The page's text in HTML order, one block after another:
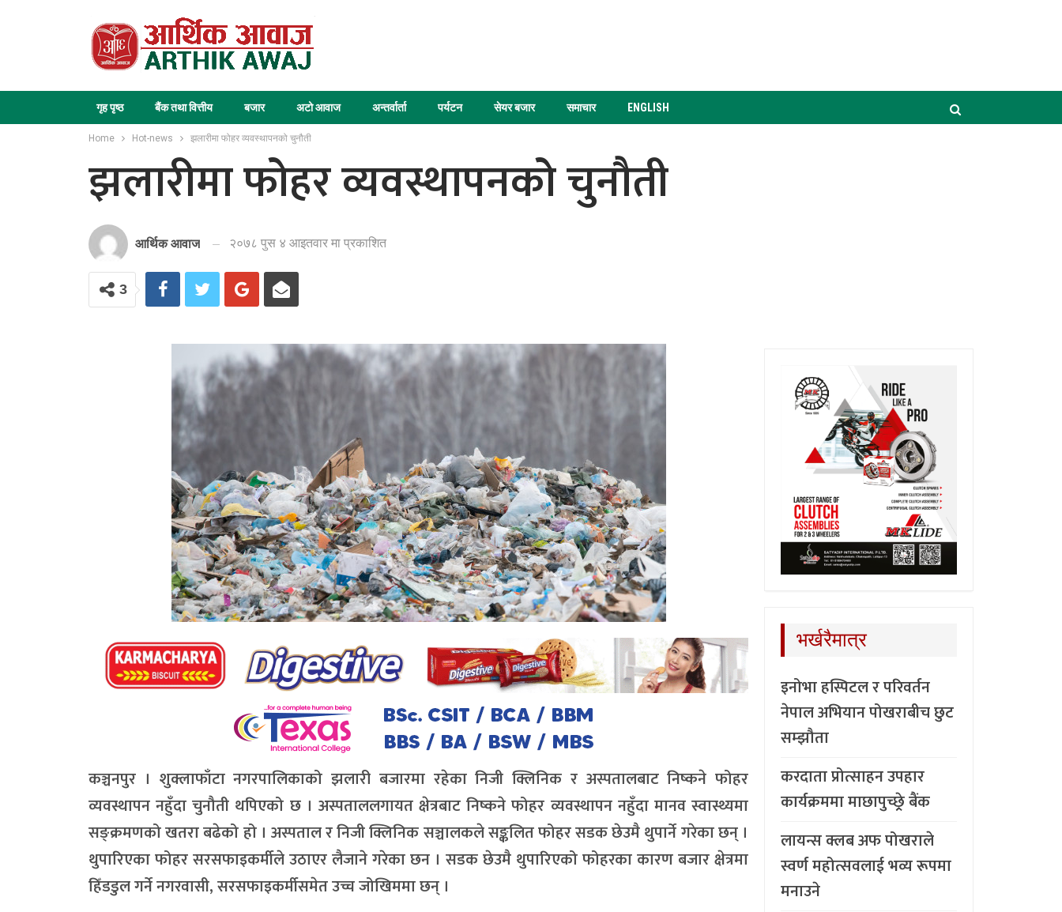
गृह पृष्ठ बैंक तथा वित्तीय बजार अटो आवाज अन्तर्वार्ता पर्यटन सेयर बजार समाचार ENGLISH
Home Hot-news झलारीमा फोहर व्यवस्थापनको चुनौती
झलारीमा फोहर व्यवस्थापनको चुनौती
आर्थिक आवाज २०७८ पुस ४ आइतवार मा प्रकाशित
3
कञ्चनपुर । शुक्लाफाँटा नगरपालिकाको झलारी बजारमा रहेका निजी क्लिनिक र अस्पतालबाट निष्कने फोहर
व्यवस्थापन नहुँदा चुनौती थपिएको छ । अस्पताललगायत क्षेत्रबाट निष्कने फोहर व्यवस्थापन नहुँदा मानव स्वास्थ्यमा
सङ्क्रमणको खतरा बढेको हो । अस्पताल र निजी क्लिनिक सञ्चालकले सङ्कलित फोहर सडक छेउमै थुपार्ने गरेका छन् ।
थुपारिएका फोहर सरसफाइकर्मीले उठाएर लैजाने गरेका छन । सडक छेउमै थुपारिएको फोहरका कारण बजार क्षेत्रमा
हिँडडुल गर्ने नगरवासी, सरसफाइकर्मीसमेत उच्च जोखिममा छन् ।
भर्खरैमात्र
इनोभा हस्पिटल र परिवर्तन
नेपाल अभियान पोखराबीच छुट
सम्झौता
करदाता प्रोत्साहन उपहार
कार्यक्रममा माछापुच्छ्र्रे बैंक
लायन्स क्लब अफ पोखराले
स्वर्ण महोत्सवलाई भव्य रूपमा
मनाउने